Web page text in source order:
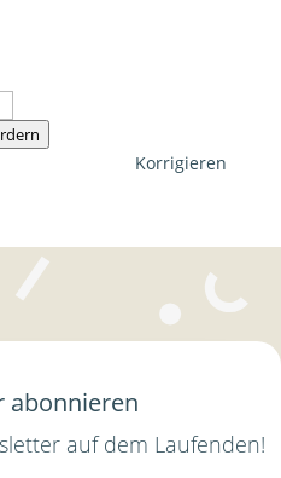
Korrigieren
abonnieren
auf dem Laufenden!